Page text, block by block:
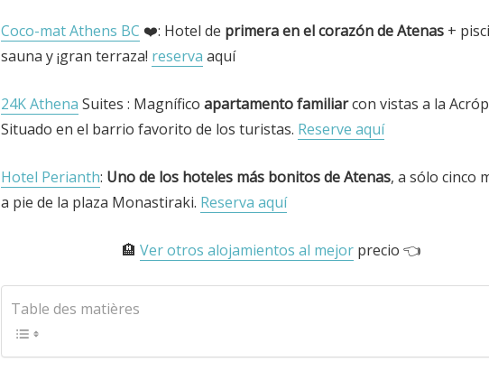
Coco-mat Athens BC ❤️: Hotel de primera en el corazón de Atenas +
sauna y ¡gran terraza! reserva aquí
24K Athena Suites : Magnífico apartamento familiarcon vistas a la
Situado en el barrio favorito de los turistas. Reserve aquí
Hotel Perianth: Uno de los hoteles más bonitos de Atenas, a sólo cinco
a pie de la plaza Monastiraki. Reserva aquí
🏨 Ver otros alojamientos al mejor precio 👈
Table des matières